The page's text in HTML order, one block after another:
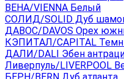
ВЕНА/VIENNA Белый
СОЛИД/SOLID Дуб
ДАВОС/DAVOS Орех
КЭПИТАЛ/CAPITAL
ДАЛИ/DALI Эбен
Ливерпуль/LIVERPOOL